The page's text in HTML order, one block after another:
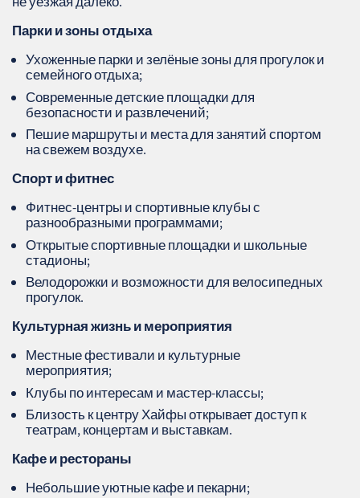
Парки и зоны отдыха
Ухоженные парки и зелёные зоны для прогулок и
семейного отдыха;
Современные детские площадки для
безопасности и развлечений;
Пешие маршруты и места для занятий спортом
на свежем воздухе.
Спорт и фитнес
Фитнес-центры и спортивные клубы с
разнообразными программами;
Открытые спортивные площадки и школьные
стадионы;
Велодорожки и возможности для велосипедных
прогулок.
Культурная жизнь и мероприятия
Местные фестивали и культурные
мероприятия;
Клубы по интересам и мастер-классы;
Близость к центру Хайфы открывает доступ к
театрам, концертам и выставкам.
Кафе и рестораны
Небольшие уютные кафе и пекарни;